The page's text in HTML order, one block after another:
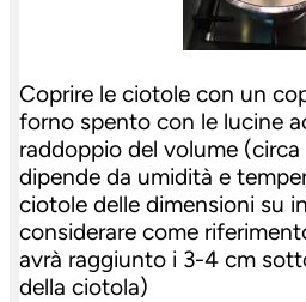
Coprire le ciotole con un
forno spento con le lucine
raddoppio del volume (circa
dipende da umidità e
ciotole delle dimensioni su
considerare come
avrà raggiunto i 3-4 cm
della ciotola)